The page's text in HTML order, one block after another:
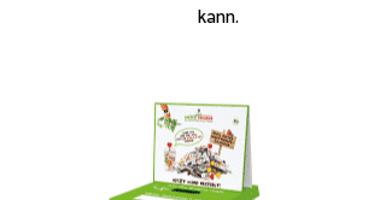
kann.